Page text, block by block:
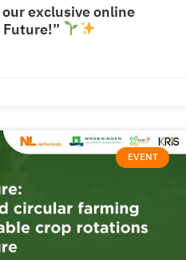
exclusive online
EVENT